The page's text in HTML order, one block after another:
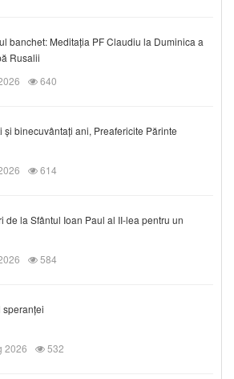
banchet: Meditația PF Claudiu la Duminica a
Rusalii
640
și binecuvântați ani, Preafericite Părinte
614
de la Sfântul Ioan Paul al II-lea pentru un
584
speranței
2026 532